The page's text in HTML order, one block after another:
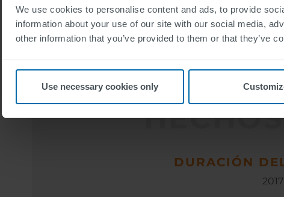
We use cookies to personalise content and ads, to provide
information about your use of our site with our social media,
other information that you’ve provided to them or that they’ve
Use necessary cookies only
particulares como eventos, incidentes
modernos sistemas de guía de
para las comunidades para enfrentar el
DURACIÓN
2017